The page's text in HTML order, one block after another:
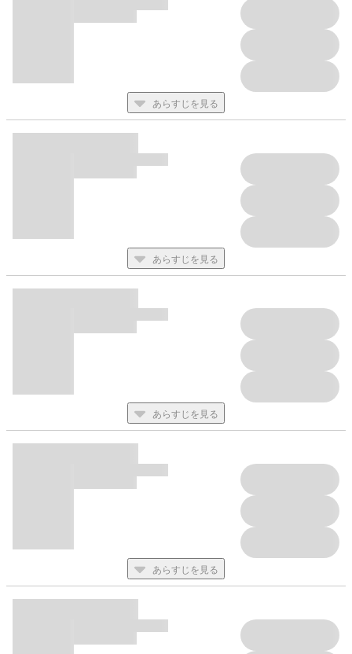
あらすじを見る
あらすじを見る
あらすじを見る
あらすじを見る